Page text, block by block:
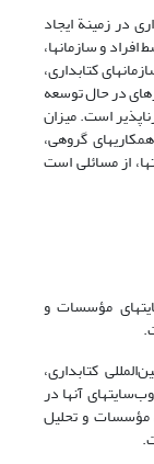
در زمینة ایجاد
و سازمانها،
کتابداری،
در حال توسعه
است. میزان
گروهی،
از مسائلی است
مؤسسات و
کتابداری،
آنها در
مؤسسات و تحلیل